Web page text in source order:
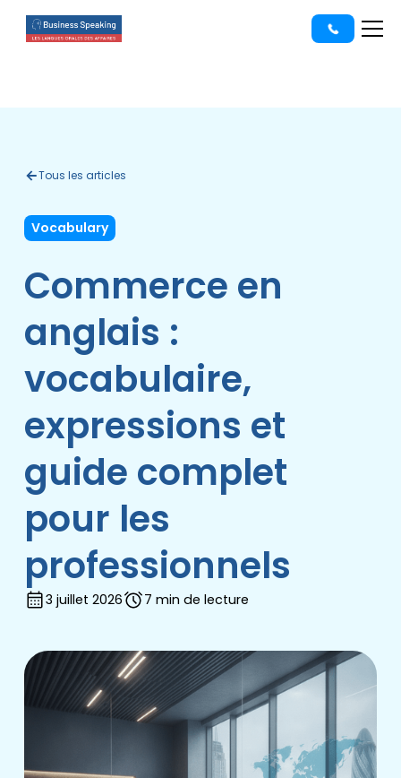
Tous les articles
Vocabulary
Commerce en
anglais :
vocabulaire,
expressions et
guide complet
pour les
professionnels
3 juillet 2026 7 min de lecture